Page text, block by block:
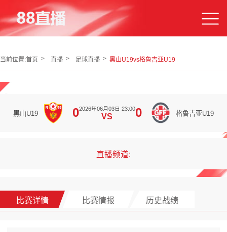
当前位置:首页 直播 足球直播 黑山U19vs格鲁吉亚U19
黑山U19 02026年06月03日 23:00
VS 0 格鲁吉亚U19
直播频道:
比赛详情 比赛情报 历史战绩